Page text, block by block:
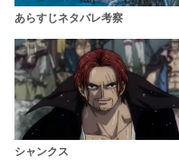
あらすじネタバレ考察
シャンクス